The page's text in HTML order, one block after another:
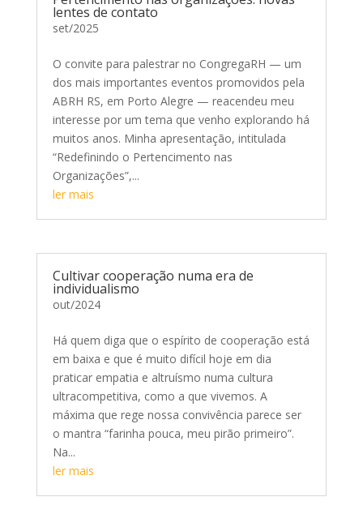
lentes de contato
set/2025
O convite para palestrar no CongregaRH — um
dos mais importantes eventos promovidos pela
ABRH RS, em Porto Alegre — reacendeu meu
interesse por um tema que venho explorando há
muitos anos. Minha apresentação, intitulada
“Redefinindo o Pertencimento nas
Organizações”,...
ler mais
Cultivar cooperação numa era de
individualismo
out/2024
Há quem diga que o espírito de cooperação está
em baixa e que é muito difícil hoje em dia
praticar empatia e altruísmo numa cultura
ultracompetitiva, como a que vivemos. A
máxima que rege nossa convivência parece ser
o mantra “farinha pouca, meu pirão primeiro”.
Na...
ler mais